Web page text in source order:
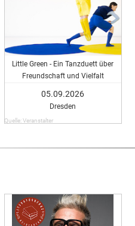
Little Green - Ein Tanzduett über
Freundschaft und Vielfalt
05.09.2026
Dresden
Quelle: Veranstalter